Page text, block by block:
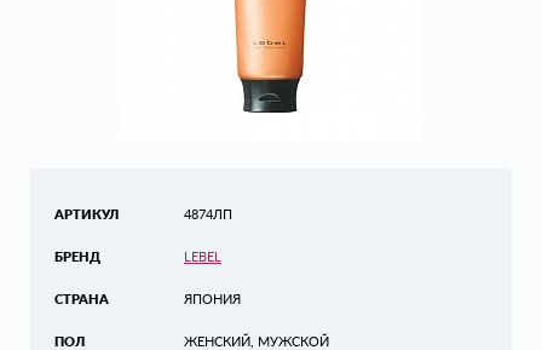
АРТИКУЛ
БРЕНД
СТРАНА
ПОЛ
4874ЛП
LEBEL
ЯПОНИЯ
ЖЕНСКИЙ, МУЖСКОЙ